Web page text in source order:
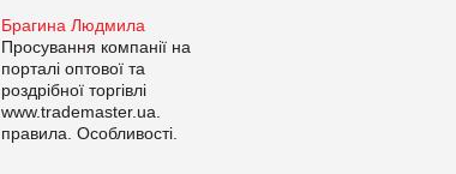
Брагина Людмила
Просування компанії на
порталі оптової та
роздрібної торгівлі
www.trademaster.ua.
правила. Особливості.